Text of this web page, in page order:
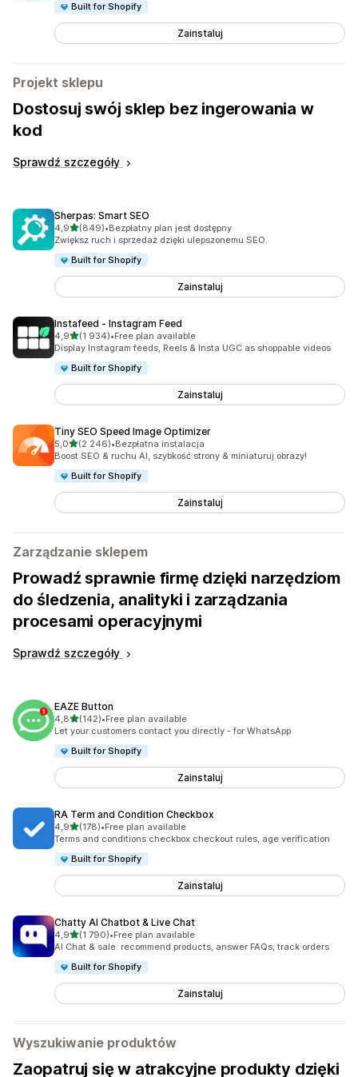
Built for Shopify
Zainstaluj
Projekt sklepu
Dostosuj swój sklep bez ingerowania w
kod
Sprawdź szczegóły
Sherpas: Smart SEO
4,9na 5 gwiazdek
(849)
Łączna liczba recenzji: 849
•Bezpłatny plan jest dostępny
Zwiększ ruch i sprzedaż dzięki ulepszonemu SEO.
Built for Shopify
Zainstaluj
Instafeed ‑ Instagram Feed
4,9na 5 gwiazdek
(1 934)
Łączna liczba recenzji: 1934
•Free plan available
Display Instagram feeds, Reels & Insta UGC as shoppable videos
Built for Shopify
Zainstaluj
Tiny SEO Speed Image Optimizer
5,0na 5 gwiazdek
(2 246)
Łączna liczba recenzji: 2246
•Bezpłatna instalacja
Boost SEO & ruchu AI, szybkość strony & miniaturuj obrazy!
Built for Shopify
Zainstaluj
Zarządzanie sklepem
Prowadź sprawnie firmę dzięki narzędziom
do śledzenia, analityki i zarządzania
procesami operacyjnymi
Sprawdź szczegóły
EAZE Button
4,8na 5 gwiazdek
(142)
Łączna liczba recenzji: 142
•Free plan available
Let your customers contact you directly - for WhatsApp
Built for Shopify
Zainstaluj
RA Term and Condition Checkbox
4,9na 5 gwiazdek
(178)
Łączna liczba recenzji: 178
•Free plan available
Terms and conditions checkbox checkout rules, age verification
Built for Shopify
Zainstaluj
Chatty AI Chatbot & Live Chat
4,9na 5 gwiazdek
(1 790)
Łączna liczba recenzji: 1790
•Free plan available
AI Chat & sale: recommend products, answer FAQs, track orders
Built for Shopify
Zainstaluj
Wyszukiwanie produktów
Zaopatruj się w atrakcyjne produkty dzięki